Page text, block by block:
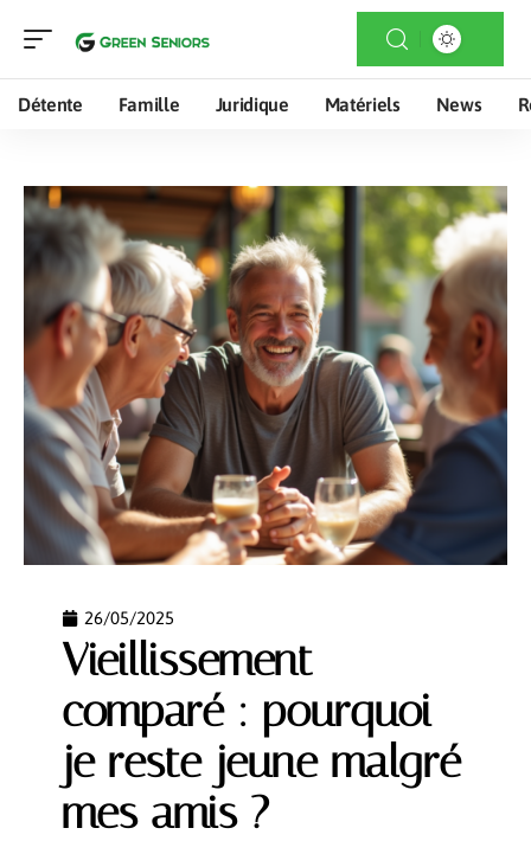
Détente Famille Juridique Matériels News
26/05/2025
Vieillissement
comparé : pourquoi
je reste jeune malgré
mes amis ?